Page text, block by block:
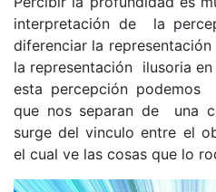
interpretación de la
diferenciar la
la representación ilusoria
esta percepción podemos
que nos separan de una
surge del vinculo entre el
el cual ve las cosas que lo